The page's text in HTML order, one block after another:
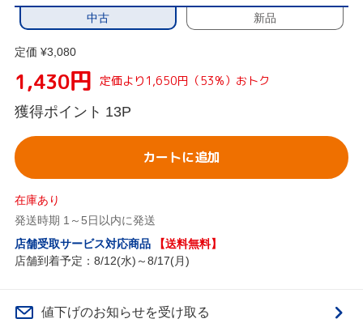
中古 新品
定価 ¥3,080
1,430円 定価より1,650円（53%）おトク
獲得ポイント 13P
カートに追加
在庫あり
発送時期 1～5日以内に発送
店舗受取サービス対応商品
【送料無料】
店舗到着予定：8/12(水)～8/17(月)
値下げのお知らせを受け取る